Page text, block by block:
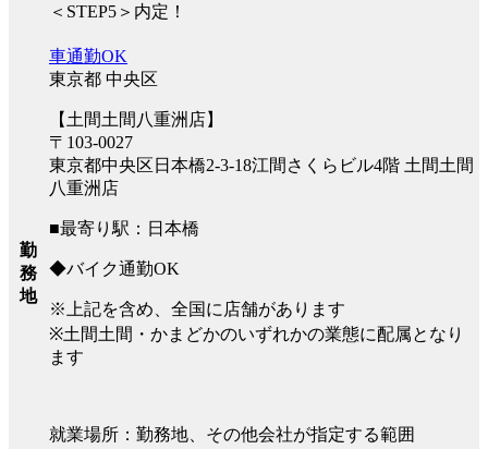
＜STEP5＞内定！
勤
務
地
車通勤OK
東京都 中央区
【土間土間八重洲店】
〒103-0027
東京都中央区日本橋2-3-18江間さくらビル4階 土間土間
八重洲店
■最寄り駅：日本橋
◆バイク通勤OK
※上記を含め、全国に店舗があります
※土間土間・かまどかのいずれかの業態に配属となり
ます
就業場所：勤務地、その他会社が指定する範囲